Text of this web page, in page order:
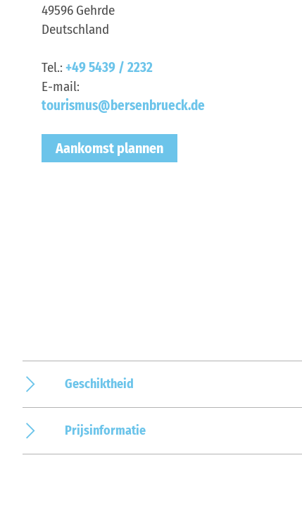
49596 Gehrde
Deutschland
Tel.: +49 5439 / 2232
E-mail:
tourismus@bersenbrueck.de
Aankomst plannen
Geschiktheid
Prijsinformatie